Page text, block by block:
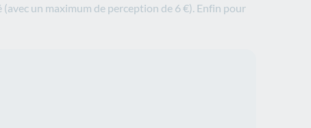
un maximum de perception de 6 €). Enfin pour